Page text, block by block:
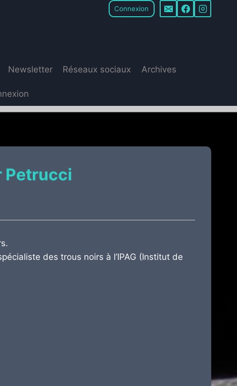
Connexion
Newsletter Réseaux sociaux Archives
Petrucci
des trous noirs à l’IPAG (Institut de